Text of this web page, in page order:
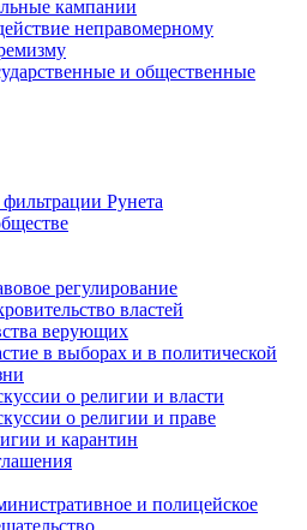
кампании
неправомерному
и общественные
Рунета
регулирование
властей
верующих
в выборах и в политической
о религии и власти
о религии и праве
и карантин
и полицейское